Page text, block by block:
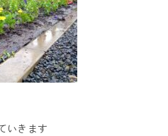
いきます